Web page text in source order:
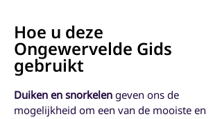
Hoe u deze
Ongewervelde Gids
gebruikt
Duiken en snorkelen geven ons de
mogelijkheid om een van de mooiste en